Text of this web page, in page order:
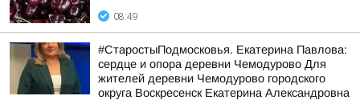
08:49
#СтаростыПодмосковья. Екатерина Павлова:
сердце и опора деревни Чемодурово Для
жителей деревни Чемодурово городского
округа Воскресенск Екатерина Александровна